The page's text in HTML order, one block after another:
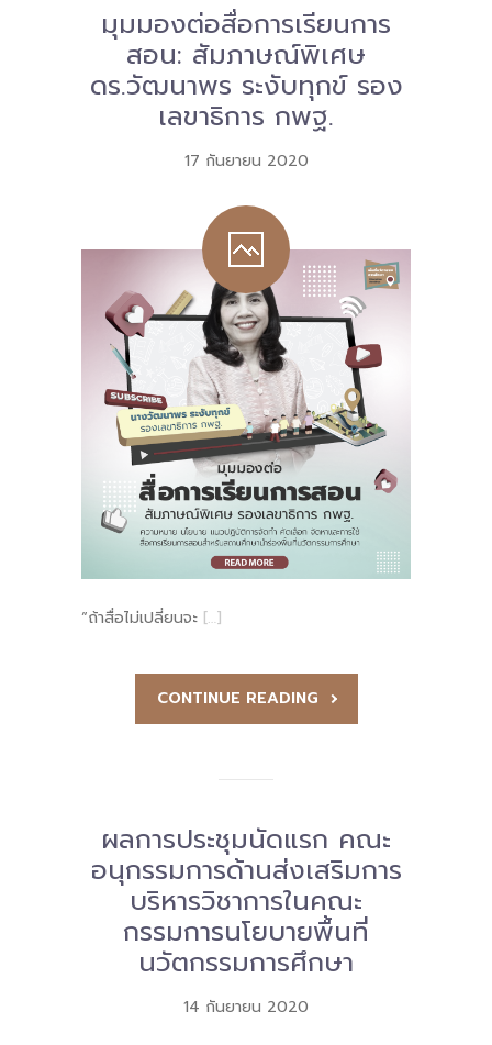
มุมมองต่อสื่อการเรียนการ
สอน: สัมภาษณ์พิเศษ
ดร.วัฒนาพร ระงับทุกข์ รอง
เลขาธิการ กพฐ.
17 กันยายน 2020
“ถ้าสื่อไม่เปลี่ยนจะ […]
CONTINUE READING
ผลการประชุมนัดแรก คณะ
อนุกรรมการด้านส่งเสริมการ
บริหารวิชาการในคณะ
กรรมการนโยบายพื้นที่
นวัตกรรมการศึกษา
14 กันยายน 2020